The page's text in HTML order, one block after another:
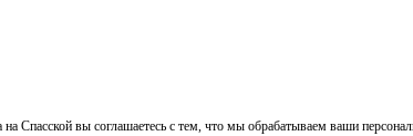
Спасской вы соглашаетесь с тем, что мы обрабатываем ваши